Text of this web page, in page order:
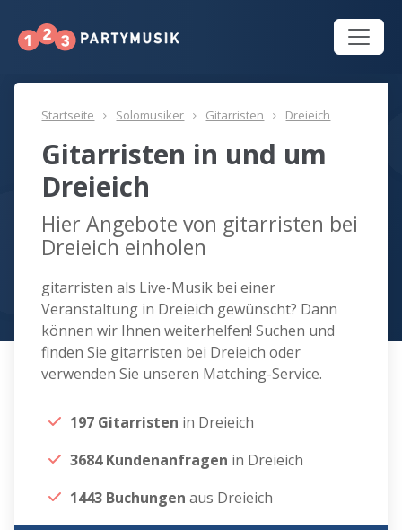
Startseite Solomusiker Gitarristen Dreieich
Gitarristen in und um
Dreieich
Hier Angebote von gitarristen bei
Dreieich einholen
gitarristen als Live-Musik bei einer
Veranstaltung in Dreieich gewünscht? Dann
können wir Ihnen weiterhelfen! Suchen und
finden Sie gitarristen bei Dreieich oder
verwenden Sie unseren Matching-Service.
197 Gitarristen in Dreieich
3684 Kundenanfragen in Dreieich
1443 Buchungen aus Dreieich